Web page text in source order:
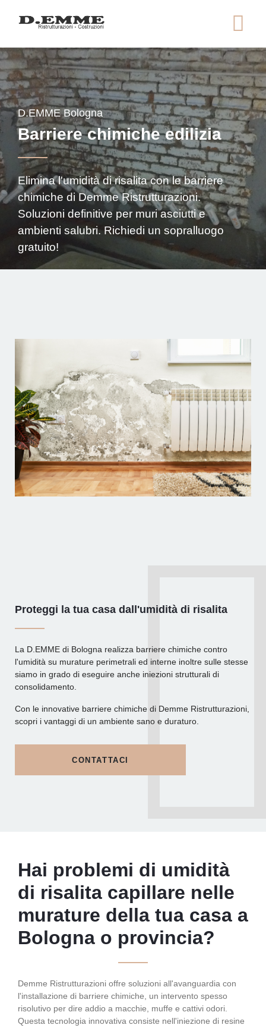
principale
D.EMME Bologna
Barriere chimiche edilizia
Elimina l'umidità di risalita con le barriere
chimiche di Demme Ristrutturazioni.
Soluzioni definitive per muri asciutti e
ambienti salubri. Richiedi un sopralluogo
gratuito!
Proteggi la tua casa dall'umidità di risalita
La D.EMME di Bologna realizza barriere chimiche contro
l'umidità su murature perimetrali ed interne inoltre sulle stesse
siamo in grado di eseguire anche iniezioni strutturali di
consolidamento.
Con le innovative barriere chimiche di Demme Ristrutturazioni,
scopri i vantaggi di un ambiente sano e duraturo.
CONTATTACI
Hai problemi di umidità
di risalita capillare nelle
murature della tua casa a
Bologna o provincia?
Demme Ristrutturazioni offre soluzioni all'avanguardia con
l'installazione di barriere chimiche, un intervento spesso
risolutivo per dire addio a macchie, muffe e cattivi odori.
Questa tecnologia innovativa consiste nell'iniezione di resine